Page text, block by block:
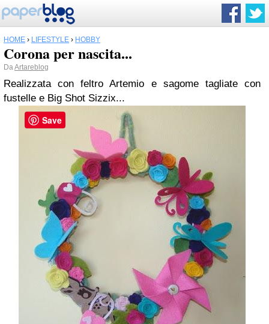
HOME › LIFESTYLE › HOBBY
Corona per nascita...
DaArtareblog
Realizzata con feltro Artemio e sagome tagliate con
fustelle e Big Shot Sizzix...
Save